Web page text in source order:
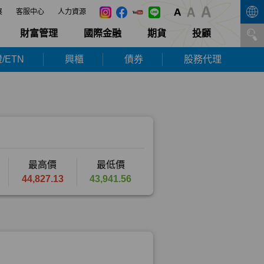
客服中心 人力資源
財富管理 國際金融 期貨 投顧
ETN 興櫃 債券 股務代理